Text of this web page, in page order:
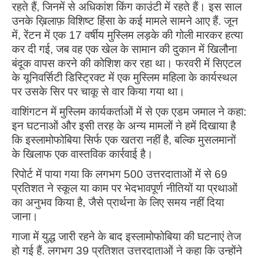
रहते हैं, जिनमें से अधिकांश किंग काउंटी में रहते हैं। इस साल
उनके ख़िलाफ़ विशिष्ट हिंसा के कई मामले सामने आए हैं. जून
में, रेंटन में एक 17 वर्षीय मुस्लिम लड़के की गोली मारकर हत्या
कर दी गई, जब वह एक खेल के सामान की दुकान में खिलौना
बंदूक वापस करने की कोशिश कर रहा था। फरवरी में सिएटल
के यूनिवर्सिटी डिस्ट्रिक्ट में एक मुस्लिम महिला के कार्यस्थल
पर उसके सिर पर चाकू से वार किया गया था।
वाशिंगटन में मुस्लिम कार्यकर्ताओं में से एक एडम जमाल ने कहा:
इन घटनाओं और इसी तरह के अन्य मामलों ने हमें दिखाया है
कि इस्लामोफोबिया सिर्फ एक खतरा नहीं है, बल्कि मुसलमानों
के खिलाफ एक वास्तविक कार्रवाई है।
रिपोर्ट में पाया गया कि लगभग 500 उत्तरदाताओं में से 69
प्रतिशत ने स्कूल या काम पर भेदभावपूर्ण नीतियों या प्रथाओं
का अनुभव किया है, जैसे प्रार्थना के लिए समय नहीं दिया
जाना।
गाजा में युद्ध जारी रहने के बाद इस्लामोफोबिया की घटनाएं तेज
हो गई हैं. लगभग 39 प्रतिशत उत्तरदाताओं ने कहा कि उन्होंने